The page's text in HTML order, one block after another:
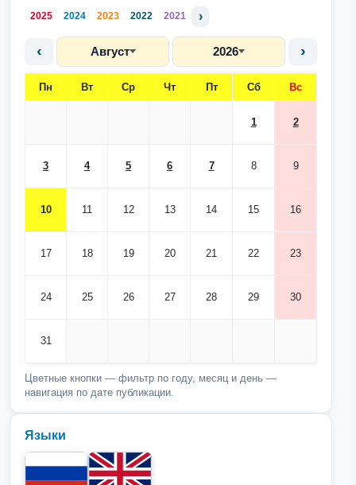
2025 2024 2023 2022 2021 ›
‹ Август 2026 ›
Пн Вт Ср Чт Пт Сб Вс
1 2
3 4 5 6 7 8 9
10 11 12 13 14 15 16
17 18 19 20 21 22 23
24 25 26 27 28 29 30
31
Цветные кнопки — фильтр по году, месяц и день —
навигация по дате публикации.
Языки